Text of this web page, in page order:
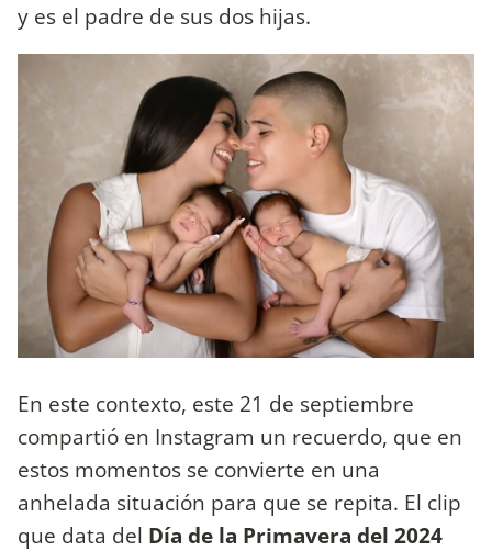
y es el padre de sus dos hijas.
En este contexto, este 21 de septiembre
compartió en Instagram un recuerdo, que en
estos momentos se convierte en una
anhelada situación para que se repita. El clip
que data del Día de la Primavera del 2024